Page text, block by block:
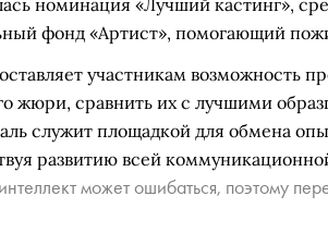
номинация «Лучший кастинг»,
фонд «Артист», помогающий
участникам возможность
жюри, сравнить их с лучшими
служит площадкой для обмена
развитию всей
может ошибаться, поэтому